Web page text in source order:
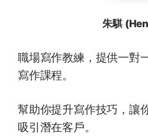
朱騏
職場寫作教練，提供一對
寫作課程。
幫助你提升寫作技巧，讓
吸引潛在客戶。